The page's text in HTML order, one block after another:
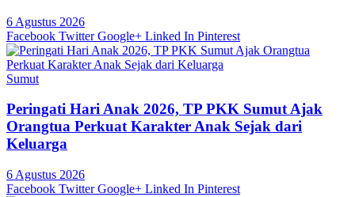
6 Agustus 2026
Facebook Twitter Google+ Linked In Pinterest
Sumut
Peringati Hari Anak 2026, TP PKK Sumut Ajak
Orangtua Perkuat Karakter Anak Sejak dari
Keluarga
6 Agustus 2026
Facebook Twitter Google+ Linked In Pinterest